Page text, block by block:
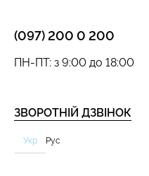
(097) 200 0 200
ЗВОРОТНІЙ ДЗВІНОК
ПН-ПТ: з 9:00 до 18:00
Укр Рус